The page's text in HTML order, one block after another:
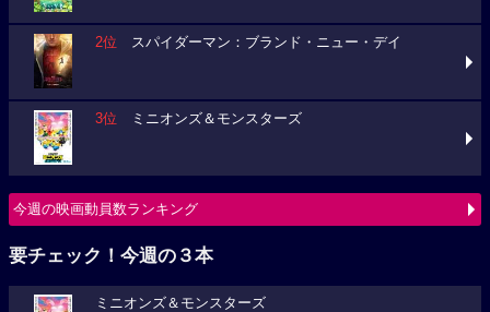
2位 スパイダーマン：ブランド・ニュー・デイ
3位 ミニオンズ＆モンスターズ
今週の映画動員数ランキング
要チェック！今週の３本
ミニオンズ＆モンスターズ